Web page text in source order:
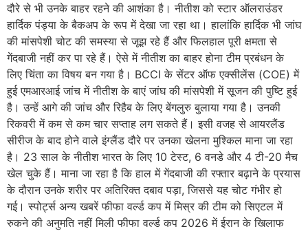
दौरे से भी उनके बाहर रहने की आशंका है। नीतीश को स्टार ऑलराउंडर
हार्दिक पंड्या के बैकअप के रूप में देखा जा रहा था। हालांकि हार्दिक भी जांघ
की मांसपेशी चोट की समस्या से जूझ रहे हैं और फिलहाल पूरी क्षमता से
गेंदबाजी नहीं कर पा रहे हैं। ऐसे में नीतीश का बाहर होना टीम प्रबंधन के
लिए चिंता का विषय बन गया है। BCCI के सेंटर ऑफ एक्सीलेंस (COE) में
हुई एमआरआई जांच में नीतीश के बाएं जांघ की मांसपेशी में सूजन की पुष्टि हुई
है। उन्हें आगे की जांच और रिहैब के लिए बेंगलुरु बुलाया गया है। उनकी
रिकवरी में कम से कम चार सप्ताह लग सकते हैं। इसी वजह से आयरलैंड
सीरीज के बाद होने वाले इंग्लैंड दौरे पर उनका खेलना मुश्किल माना जा रहा
है। 23 साल के नीतीश भारत के लिए 10 टेस्ट, 6 वनडे और 4 टी-20 मैच
खेल चुके हैं। माना जा रहा है कि हाल में गेंदबाजी की रफ्तार बढ़ाने के प्रयास
के दौरान उनके शरीर पर अतिरिक्त दबाव पड़ा, जिससे यह चोट गंभीर हो
गई। स्पोर्ट्स अन्य खबरें फीफा वर्ल्ड कप में मिस्र की टीम को सिएटल में
रुकने की अनुमति नहीं मिली फीफा वर्ल्ड कप 2026 में ईरान के खिलाफ